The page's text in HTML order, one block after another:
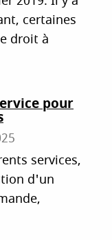
certaines
droit à
pour
services,
d'un